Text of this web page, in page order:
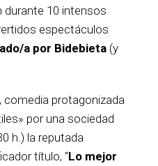
durante 10 intensos
espectáculos
a por Bidebieta (y
comedia protagonizada
por una sociedad
h.) la reputada
título, “Lo mejor